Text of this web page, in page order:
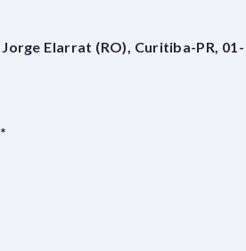
Elarrat (RO), Curitiba-PR, 01-